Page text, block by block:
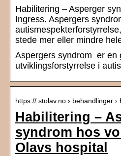
Habilitering – Asperger
Ingress. Aspergers
stede mer eller mindre
Aspergers syndrom er en
utviklingsforstyrrelse i
https:// stolav.no › behandlinger
Habilitering –
syndrom hos
Olavs hospital